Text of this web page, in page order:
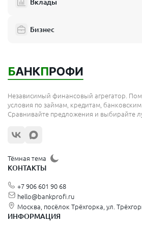
Подольск
Королёв
Сергиев Посад
Орехово-Зуево
Щёлково
Видное
Зеленоград
Вклады
Бизнес
Независимый финансовый агрегатор.
условия по займам, кредитам,
Сравнивайте предложения и выбирайте
Тёмная тема
КОНТАКТЫ
+7 906 601 90 68
hello@bankprofi.ru
Москва, посёлок Трёхгорка, ул.
ИНФОРМАЦИЯ